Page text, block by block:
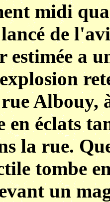
midi
de
estimée a
Albouy,
éclats
la rue.
tombe
un